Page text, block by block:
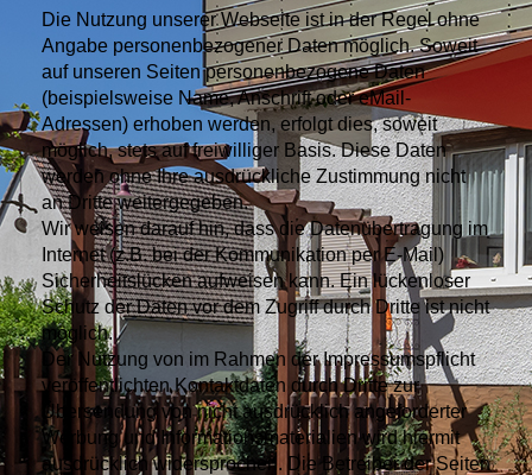
Die Nutzung unserer Webseite ist in der Regel ohne
Angabe personenbezogener Daten möglich. Soweit
auf unseren Seiten personenbezogene Daten
(beispielsweise Name, Anschrift oder eMail-
Adressen) erhoben werden, erfolgt dies, soweit
möglich, stets auf freiwilliger Basis. Diese Daten
werden ohne Ihre ausdrückliche Zustimmung nicht
an Dritte weitergegeben.
Wir weisen darauf hin, dass die Datenübertragung im
Internet (z.B. bei der Kommunikation per E-Mail)
Sicherheitslücken aufweisen kann. Ein lückenloser
Schutz der Daten vor dem Zugriff durch Dritte ist nicht
möglich.
Der Nutzung von im Rahmen der Impressumspflicht
veröffentlichten Kontaktdaten durch Dritte zur
Übersendung von nicht ausdrücklich angeforderter
Werbung und Informationsmaterialien wird hiermit
ausdrücklich widersprochen. Die Betreiber der Seiten